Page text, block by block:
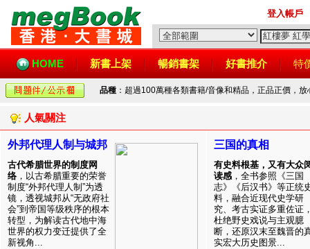
登入帳戶
HOME 新書上架 暢銷書架 好書推介 特
品種 ：超過100萬種各類書籍/音像和精品，正品正價，
人氣關注
外邦代理人制与城邦
古代希腊世界的制度网
络 ，以古希腊重要的荣誉
制度“外邦代理人制”为透
镜，透视城邦从“无政府社
会”到帝国等级秩序的根本
转型，为解读古代地中海
世界的权力变迁提供了全
新视角...
三国的真相
有史料根基，又有大众
读感 ，全书参照《三国
志》《后汉书》等正统
料，融合近现代史学研
究、考古实证多重佐证
杜绝野史戏说与主观臆
断，还原汉末至魏晋的
实宏大历史图景...